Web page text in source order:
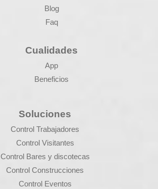
Blog
Faq
Cualidades
App
Beneficios
Soluciones
Control Trabajadores
Control Visitantes
Control Bares y discotecas
Control Construcciones
Control Eventos